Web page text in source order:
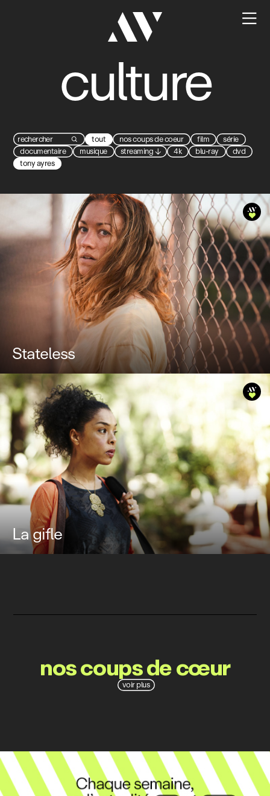

culture
 tout nos coups de coeur film
série
documentaire
musique streaming↓ 4k blu-ray
dvd
tony ayres
Stateless
La gifle
voir plus
nos coups de cœur